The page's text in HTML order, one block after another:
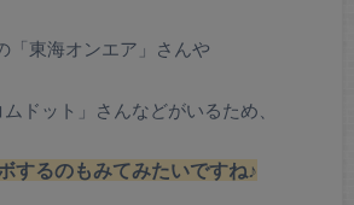
「東海オンエア」さんや
ドット」さんなどがいるため、
するのもみてみたいですね♪